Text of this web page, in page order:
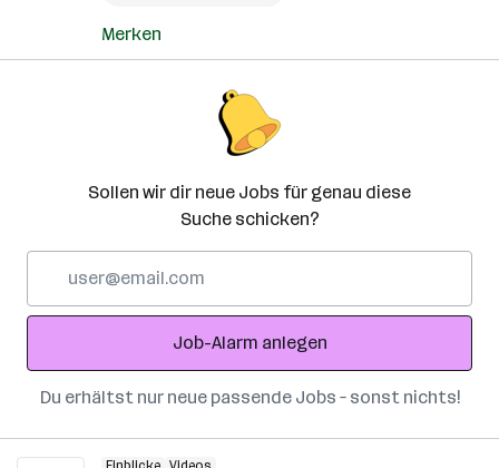
Merken
Sollen wir dir neue Jobs für genau diese
Suche schicken?
Adresse
Job-Alarm anlegen
Du erhältst nur neue passende Jobs – sonst nichts!